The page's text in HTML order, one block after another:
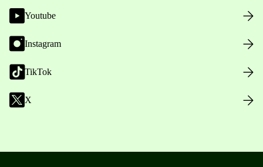
Youtube
Instagram
TikTok
X